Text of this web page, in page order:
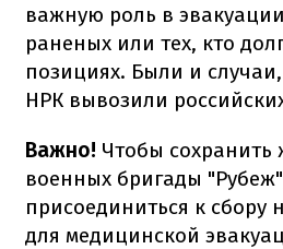
важную роль в
раненых или тех, кто
позициях. Были и
НРК вывозили
Важно! Чтобы сохранить
военных бригады
присоединиться к сбору
для медицинской